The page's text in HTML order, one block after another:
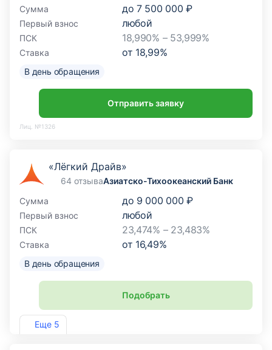
Сумма
до 7 500 000 ₽
Первый взнос любой
ПСК 18,990% – 53,999%
Ставка от 18,99%
В день обращения
Отправить заявку
Лиц. №1326
Еще 5
«Лёгкий Драйв»
64 отзываАзиатско-Тихоокеанский Банк
Сумма
до 9 000 000 ₽
Первый взнос любой
ПСК 23,474% – 23,483%
Ставка от 16,49%
В день обращения
Подобрать
Лиц. №1810